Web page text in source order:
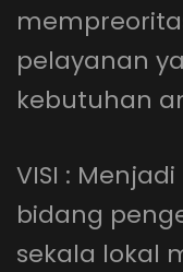
pelayanan
kebutuhan
VISI : Menjadi
bidang
sekala lokal